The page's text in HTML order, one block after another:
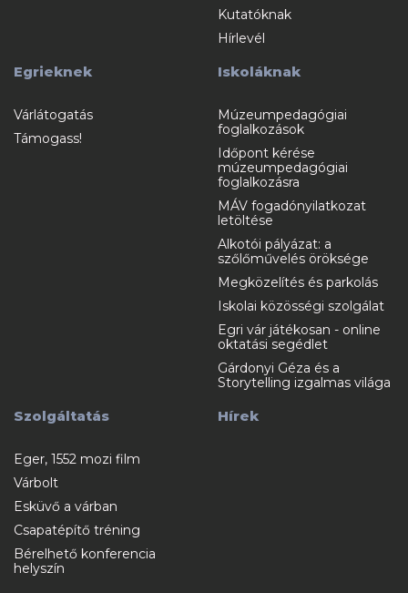
Kutatóknak
Hírlevél
Egrieknek
Várlátogatás
Támogass!
Iskoláknak
Múzeumpedagógiai
foglalkozások
Időpont kérése
múzeumpedagógiai
foglalkozásra
MÁV fogadónyilatkozat
letöltése
Alkotói pályázat: a
szőlőművelés öröksége
Megközelítés és parkolás
Iskolai közösségi szolgálat
Egri vár játékosan - online
oktatási segédlet
Gárdonyi Géza és a
Storytelling izgalmas világa
Szolgáltatás
Eger, 1552 mozi film
Várbolt
Esküvő a várban
Csapatépítő tréning
Bérelhető konferencia
helyszín
Hírek